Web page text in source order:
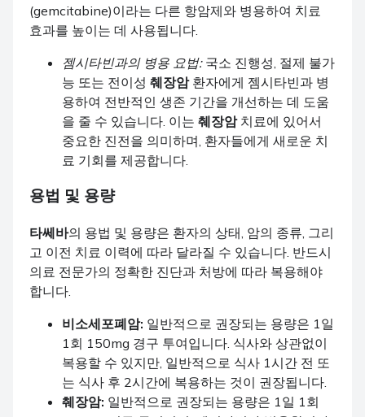
(gemcitabine)이라는 다른 항암제와 병용하여 치료
효과를 높이는 데 사용됩니다.
젬시타빈과의 병용 요법:국소 진행성, 절제 불가
능 또는 전이성 췌장암환자에게 젬시타빈과 병
용하여 전반적인 생존 기간을 개선하는 데 도움
을 줄 수 있습니다. 이는 췌장암치료에 있어서
중요한 진전을 의미하며, 환자들에게 새로운 치
료 기회를 제공합니다.
용법 및 용량
타쎄바의 용법 및 용량은 환자의 상태, 암의 종류, 그리
고 이전 치료 이력에 따라 달라질 수 있습니다. 반드시
의료 전문가의 정확한 진단과 처방에 따라 복용해야
합니다.
비소세포폐암: 일반적으로 권장되는 용량은 1일
1회 150mg 경구 투여입니다. 식사와 상관없이
복용할 수 있지만, 일반적으로 식사 1시간 전 또
는 식사 후 2시간에 복용하는 것이 권장됩니다.
췌장암: 일반적으로 권장되는 용량은 1일 1회